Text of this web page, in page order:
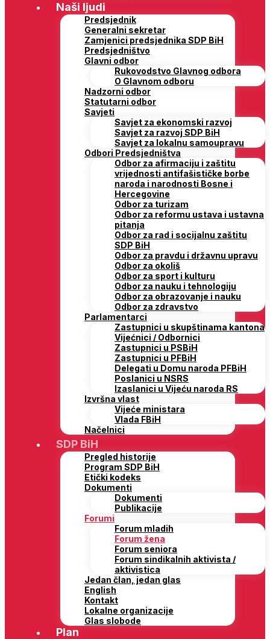
Naši ljudi
Predsjednik
Generalni sekretar
Zamjenici predsjednika SDP BiH
Predsjedništvo
Glavni odbor
Rukovodstvo Glavnog odbora
O Glavnom odboru
Nadzorni odbor
Statutarni odbor
Savjeti
Savjet za ekonomski razvoj
Savjet za razvoj SDP BiH
Savjet za lokalnu samoupravu
Odbori Predsjedništva
Odbor za afirmaciju i zaštitu
vrijednosti antifašističke borbe
naroda i narodnosti Bosne i
Hercegovine
Odbor za turizam
Odbor za reformu ustava i ustavna
pitanja
Odbor za rad i socijalnu zaštitu
SDP BiH
Odbor za pravdu i državnu upravu
Odbor za okoliš
Odbor za sport i kulturu
Odbor za nauku i tehnologiju
Odbor za obrazovanje i nauku
Odbor za zdravstvo
Parlamentarci
Zastupnici u skupštinama kantona
Vijećnici / Odbornici
Zastupnici u PSBiH
Zastupnici u PFBiH
Delegati u Domu naroda PFBiH
Poslanici u NSRS
Izaslanici u Vijeću naroda RS
Izvršna vlast
Vijeće ministara
Vlada FBiH
Načelnici
SDP BiH
Pregled historije
Program SDP BiH
Etički kodeks
Dokumenti
Dokumenti
Publikacije
Forumi
Forum mladih
Forum žena
Forum seniora
Forum sindikalnih aktivista /
aktivistica
Jedan član, jedan glas
English
Kontakt
Lokalne organizacije
Glas slobode
Plan